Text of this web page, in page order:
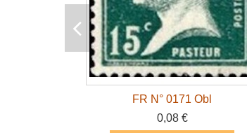
FR N° 0171 Obl
0,08 €